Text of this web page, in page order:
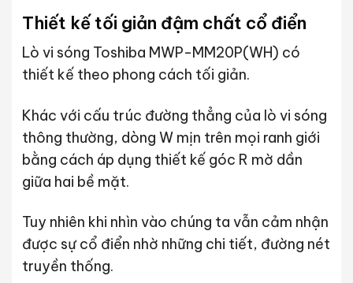
Thiết kế tối giản đậm chất cổ điển
Lò vi sóng Toshiba MWP-MM20P(WH) có
thiết kế theo phong cách tối giản.
Khác với cấu trúc đường thẳng của lò vi sóng
thông thường, dòng W mịn trên mọi ranh giới
bằng cách áp dụng thiết kế góc R mờ dần
giữa hai bề mặt.
Tuy nhiên khi nhìn vào chúng ta vẫn cảm nhận
được sự cổ điển nhờ những chi tiết, đường nét
truyền thống.